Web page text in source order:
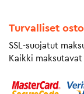
Turvalliset
SSL-suojatut
Kaikki